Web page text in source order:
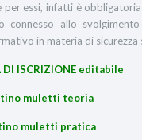
essi, infatti è
allo
in materia di sicurezza
DI ISCRIZIONE editabile
muletti teoria
muletti pratica